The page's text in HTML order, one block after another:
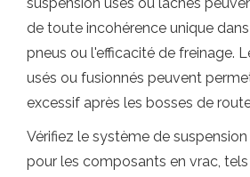
suspension usés ou lâches
de toute incohérence unique
pneus ou l'efficacité de freinage.
usés ou fusionnés peuvent
excessif après les bosses de
Vérifiez le système de
pour les composants en vrac,